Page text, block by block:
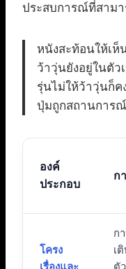
ประสบการณ์ที่สามา
หนังสะท้อนให้เห็
ว้าวุ่นยังอยู่ในตั
รุ่นไม่ให้ว้าวุ่นก็ค
ปุ่มถูกสถานการณ์
องค์
ประกอบ
ก
โครง
เรื่องและ
ก
เ
ตั